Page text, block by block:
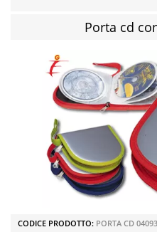
Porta cd
CODICE PRODOTTO: PORTA CD 04093